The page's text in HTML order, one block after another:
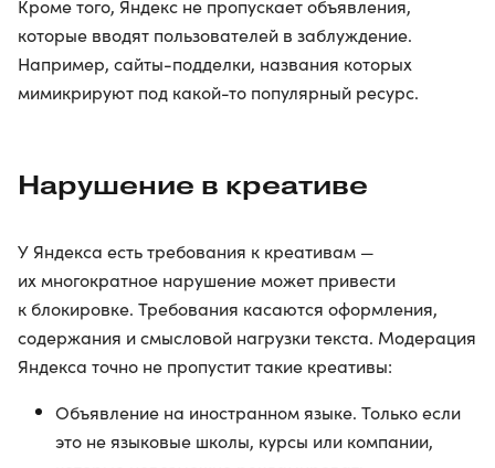
Кроме того, Яндекс не пропускает объявления,
которые вводят пользователей в заблуждение.
Например, сайты-подделки, названия которых
мимикрируют под какой-то популярный ресурс.
Нарушение в креативе
У Яндекса есть требования к креативам —
их многократное нарушение может привести
к блокировке. Требования касаются оформления,
содержания и смысловой нагрузки текста. Модерация
Яндекса точно не пропустит такие креативы:
Объявление на иностранном языке. Только если
это не языковые школы, курсы или компании,